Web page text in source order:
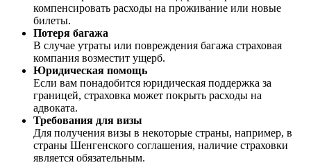
компенсировать расходы на проживание или новые
билеты.
Потеря багажа
В случае утраты или повреждения багажа страховая
компания возместит ущерб.
Юридическая помощь
Если вам понадобится юридическая поддержка за
границей, страховка может покрыть расходы на
адвоката.
Требования для визы
Для получения визы в некоторые страны, например, в
страны Шенгенского соглашения, наличие страховки
является обязательным.